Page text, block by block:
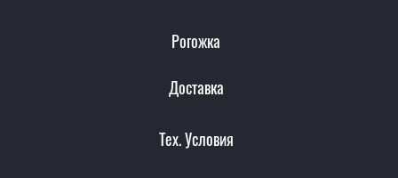
Рогожка
Доставка
Тех. Условия